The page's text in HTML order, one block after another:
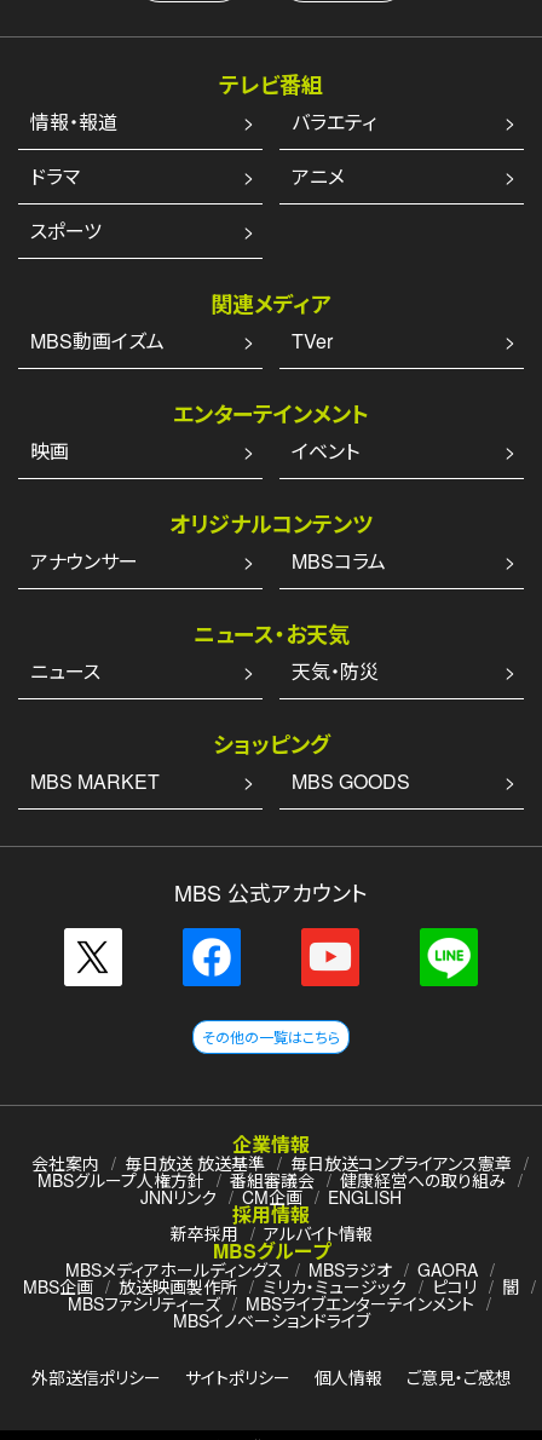
テレビ番組
情報・報道
バラエティ
ドラマ
アニメ
スポーツ
関連メディア
MBS動画イズム TVer
エンターテインメント
映画 イベント
オリジナルコンテンツ
アナウンサー MBSコラム
ニュース・お天気
ニュース 天気・防災
ショッピング
MBS MARKET MBS GOODS
MBS 公式アカウント
その他の一覧はこちら
企業情報
会社案内 毎日放送 放送基準 毎日放送コンプライアンス憲章
MBSグループ人権方針 番組審議会 健康経営への取り組み
JNNリンク CM企画 ENGLISH
採用情報
新卒採用 アルバイト情報
MBSグループ
MBSメディアホールディングス MBSラジオ GAORA
MBS企画 放送映画製作所 ミリカ・ミュージック ピコリ 闇
MBSファシリティーズ MBSライブエンターテインメント
MBSイノベーションドライブ
外部送信ポリシー サイトポリシー 個人情報 ご意見・ご感想